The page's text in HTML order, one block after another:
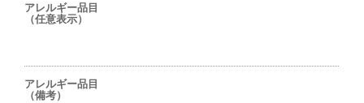
アレルギー品目
（任意表示）
アレルギー品目
（備考）